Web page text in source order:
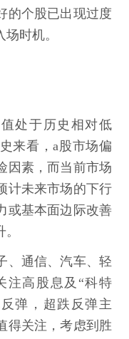
的个股已出现过度
时机。
处于历史相对低
来看，a股市场偏
因素，而当前市场
计未来市场的下行
或基本面边际改善
、通信、汽车、轻
注高股息及“科特
弹，超跌反弹主
得关注，考虑到胜